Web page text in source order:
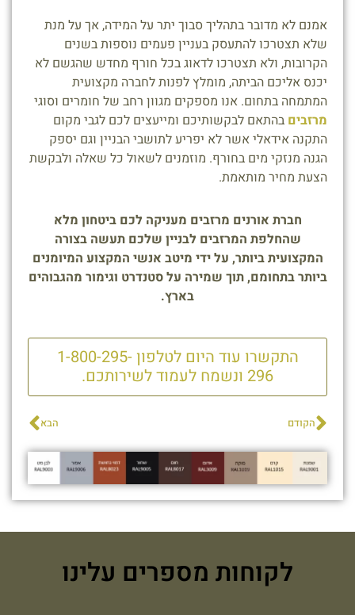
אמנם לא מדובר בתהליך סבוך יתר על המידה, אך על מנת
שלא תצטרכו להתעסק בעניין פעמים נוספות בשנים
הקרובות, ולא תצטרכו לדאוג בכל חורף מחדש שהגשם לא
יכנס אליכם הביתה, מומלץ לפנות לחברה מקצועית
המתמחה בתחום. אנו מספקים מגוון רחב של חומרים וסוגי
מרזבים בהתאם לבקשותיכם ומייעצים לכם לגבי מקום
התקנה אידאלי אשר לא יפריע לתושבי הבניין וגם יספק
הגנה מנזקי מים בחורף. מוזמנים לשאול כל שאלה ולבקשת
הצעת מחיר מותאמת.
חברת אורנים מרזבים מעניקה לכם ביטחון מלא
שהחלפת המרזבים לבניין שלכם תעשה בצורה
המקצועית ביותר, על ידי מיטב אנשי המקצוע המיומנים
ביותר בתחומם, תוך שמירה על סטנדרט וגימור מהגבוהים
בארץ.
התקשרו עוד היום לטלפון 1-800-295-
296 ונשמח לעמוד לשירותכם.
הקודם הבא
לקוחות מספרים עלינו